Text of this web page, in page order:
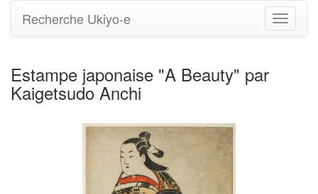
Basculer
la
Recherche Ukiyo-e
Estampe japonaise "A Beauty" par
Kaigetsudo Anchi